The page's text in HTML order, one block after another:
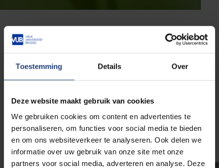
Toestemming Details Over
Deze website maakt gebruik van cookies
We gebruiken cookies om content en advertenties te
personaliseren, om functies voor social media te bieden
en om ons websiteverkeer te analyseren. Ook delen we
informatie over uw gebruik van onze site met onze
partners voor social media, adverteren en analyse. Deze
Op de campus staat de Ophrys apifera)
achter het Braemgebouw. Deze plant heeft een
geur van een vrouwelijke bij produceert. Daardoor
zullen mannelijke bijen, voornamelijk van de
de bloem te paren en zo het stuifmeel verspreiden. In
noordelijke streken, zoals België, bestuift de bloem
echter voornamelijk zichzelf. Waarom? Dat weten we
(nog) niet.